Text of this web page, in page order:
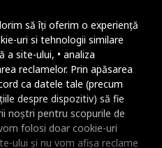
să îți oferim o experiență
uri si tehnologii similare
a site-ului, • analiza
reclamelor. Prin apăsarea
ca datele tale (precum
despre dispozitiv) să fie
noștri pentru scopurile de
folosi doar cookie-uri
ului și nu vom afișa reclame
Micsoreaza
Mareste spatierea
Micsoreaza
Mareste inaltimea